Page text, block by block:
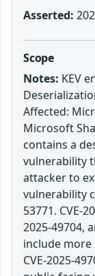
Asserted:
Scope
Notes: KEV
Affected:
Microsoft
contains a
vulnerability
attacker to
vulnerability
53771. CVE-
2025-49704,
include
CVE-2025-